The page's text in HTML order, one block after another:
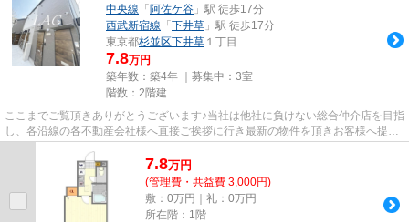
中央線 「 阿佐ケ谷 」駅 徒歩17分
西武新宿線 「 下井草 」駅 徒歩17分
東京都杉並区下井草 １丁目
7.8万円
築年数：築4年 ｜募集中： 3室
階数：2階建
ここまでご覧頂きありがとうございます♪当社は他社に負けない総合仲介店を目指
し、各沿線の各不動産会社様へ直接ご挨拶に行き最新の物件を頂きお客様へ提供
7.8万円
(管理費・共益費 3,000円)
敷：0万円｜礼：0万円
所在階：1階